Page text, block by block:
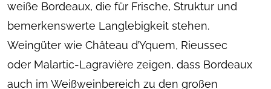
weiße Bordeaux, die für Frische, Struktur und
bemerkenswerte Langlebigkeit stehen.
Weingüter wie Château d’Yquem, Rieussec
oder Malartic-Lagravière zeigen, dass Bordeaux
auch im Weißweinbereich zu den großen